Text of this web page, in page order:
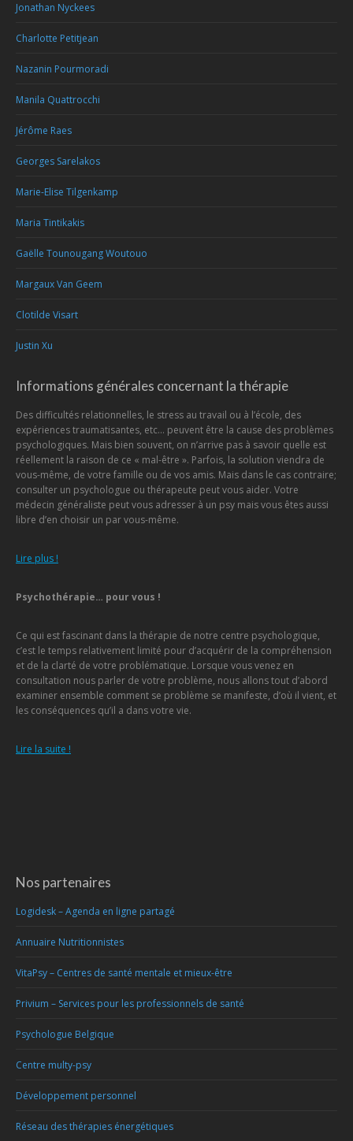
Jonathan Nyckees
Charlotte Petitjean
Nazanin Pourmoradi
Manila Quattrocchi
Jérôme Raes
Georges Sarelakos
Marie-Elise Tilgenkamp
Maria Tintikakis
Gaëlle Tounougang Woutouo
Margaux Van Geem
Clotilde Visart
Justin Xu
Informations générales concernant la thérapie
Des difficultés relationnelles, le stress au travail ou à l’école, des
expériences traumatisantes, etc… peuvent être la cause des problèmes
psychologiques. Mais bien souvent, on n’arrive pas à savoir quelle est
réellement la raison de ce « mal-être ». Parfois, la solution viendra de
vous-même, de votre famille ou de vos amis. Mais dans le cas contraire;
consulter un psychologue ou thérapeute peut vous aider. Votre
médecin généraliste peut vous adresser à un psy mais vous êtes aussi
libre d’en choisir un par vous-même.
Lire plus !
Psychothérapie… pour vous !
Ce qui est fascinant dans la thérapie de notre centre psychologique,
c’est le temps relativement limité pour d’acquérir de la compréhension
et de la clarté de votre problématique. Lorsque vous venez en
consultation nous parler de votre problème, nous allons tout d’abord
examiner ensemble comment se problème se manifeste, d’où il vient, et
les conséquences qu’il a dans votre vie.
Lire la suite !
Nos partenaires
Logidesk – Agenda en ligne partagé
Annuaire Nutritionnistes
VitaPsy – Centres de santé mentale et mieux-être
Privium – Services pour les professionnels de santé
Psychologue Belgique
Centre multy-psy
Développement personnel
Réseau des thérapies énergétiques